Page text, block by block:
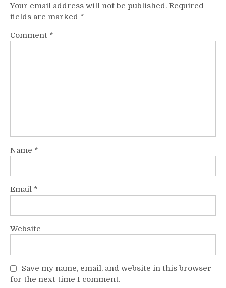
Your email address will not be published. Required
fields are marked *
Comment *
Name *
Email *
Website
Save my name, email, and website in this browser
for the next time I comment.